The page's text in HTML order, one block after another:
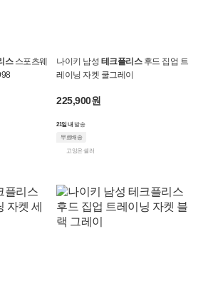
스스포츠웨
나이키 남성 테크플리스후드 집업 트
레이닝 자켓 쿨그레이
225,900원
21일 내 발송
무료배송
고잉온 셀러